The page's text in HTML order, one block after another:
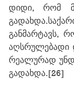
დიდი, რომ
განმარტავს,
აღსრულებადი
რეალურად
გადახდა.[26]